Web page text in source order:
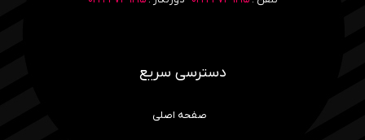
دسترسی سریع
صفحه اصلی